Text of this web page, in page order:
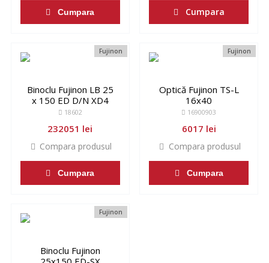
Cumpara Cumpara
Fujinon
Binoclu Fujinon LB 25
x 150 ED D/N XD4
18602
232051 lei
Compara produsul
Cumpara
Fujinon
Optică Fujinon TS-L
16x40
16900903
6017 lei
Compara produsul
Cumpara
Fujinon
Binoclu Fujinon